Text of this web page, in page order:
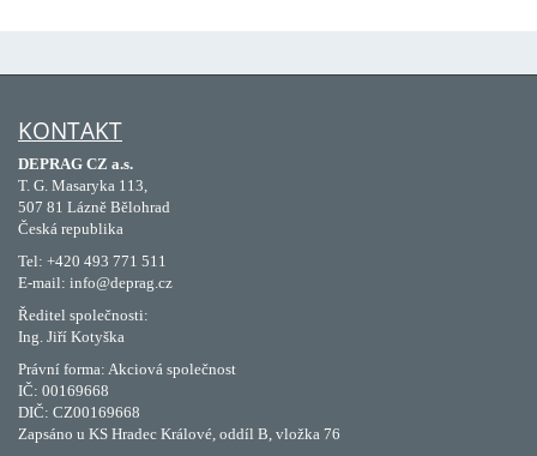
KONTAKT
DEPRAG CZ a.s.
T. G. Masaryka 113,
507 81 Lázně Bělohrad
Česká republika
Tel: +420 493 771 511
E-mail: info@deprag.cz
Ředitel společnosti:
Ing. Jiří Kotyška
Právní forma: Akciová společnost
IČ: 00169668
DIČ: CZ00169668
Zapsáno u KS Hradec Králové, oddíl B, vložka 76